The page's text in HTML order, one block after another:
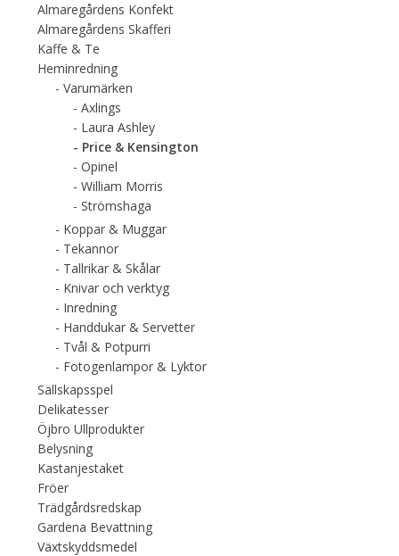
Almaregårdens Konfekt
Almaregårdens Skafferi
Kaffe & Te
Heminredning
Varumärken
Axlings
Laura Ashley
Price & Kensington
Opinel
William Morris
Strömshaga
Koppar & Muggar
Tekannor
Tallrikar & Skålar
Knivar och verktyg
Inredning
Handdukar & Servetter
Tvål & Potpurri
Fotogenlampor & Lyktor
Sällskapsspel
Delikatesser
Öjbro Ullprodukter
Belysning
Kastanjestaket
Fröer
Trädgårdsredskap
Gardena Bevattning
Växtskyddsmedel